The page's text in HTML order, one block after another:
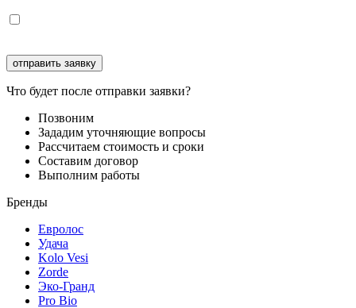
Что будет после отправки заявки?
Позвоним
Зададим уточняющие вопросы
Рассчитаем стоимость и сроки
Составим договор
Выполним работы
Бренды
Евролос
Удача
Kolo Vesi
Zorde
Эко-Гранд
Pro Bio